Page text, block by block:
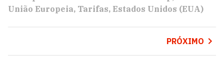
União Europeia Tarifas Estados Unidos (EUA)
PRÓXIMO